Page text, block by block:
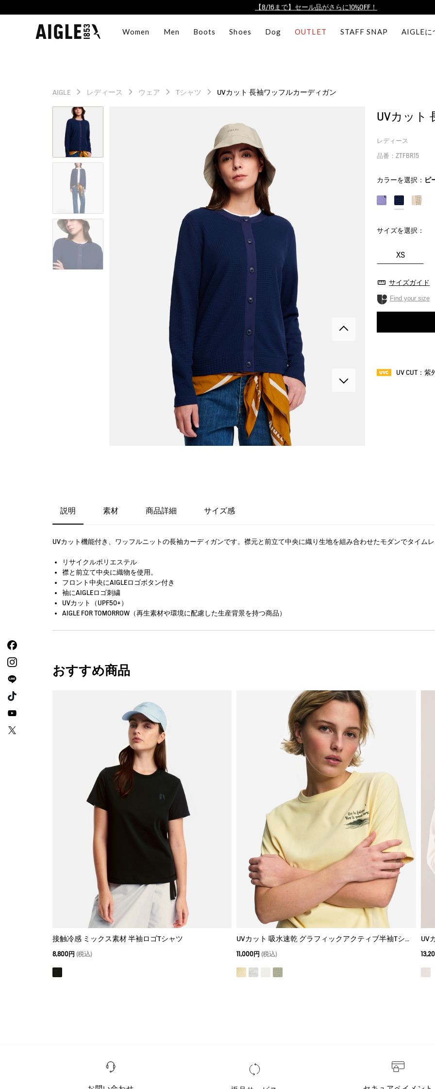
【最大50%OFF】FINAL SALEがスタート！
AIGLE CLUB ポイントサービス終了のお知らせ
AIGLE CLUB ポイントサービス終了のお知らせ
Women Men Boots Shoes Dog OUTLET STAFF SNAP AIGLEに
AIGLE レディース ウェア Tシャツ UVカット 長袖ワッフルカーディガン
UVカット
レディース
品番：ZTFBR15
カラーを選択： ピ
サイズを選択：
XS
サイズガイド
Find your size
UV CUT：紫
説明 素材 商品詳細 サイズ感
UVカット機能付き、ワッフルニットの長袖カーディガンです。襟元と前立て中央に織り生地を組み合わせたモダンでタイムレ
リサイクルポリエステル
襟と前立て中央に織物を使用。
フロント中央にAIGLEロゴボタン付き
袖にAIGLEロゴ刺繍
UVカット（UPF50+）
AIGLE FOR TOMORROW（再生素材や環境に配慮した生産背景を持つ商品）
おすすめ商品
接触冷感 ミックス素材 半袖ロゴTシャツ
8,800円 (税込)
UVカット 吸水速乾 グラフィックアクティブ半袖Tシャツ
11,000円 (税込)
UV